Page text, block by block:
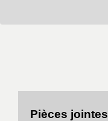
Pièces jointes